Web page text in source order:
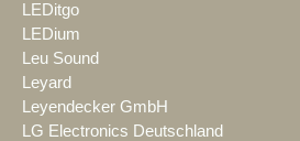
LEDitgo
LEDium
Leu Sound
Leyard
Leyendecker GmbH
LG Electronics Deutschland